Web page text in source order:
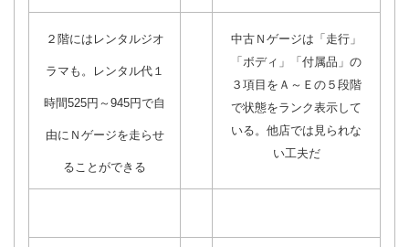
２階にはレンタルジオ
ラマも。レンタル代１
時間525円～945円で自
由にＮゲージを走らせ
ることができる
中古Ｎゲージは「走行」
「ボディ」「付属品」の
３項目をＡ～Ｅの５段階
で状態をランク表示して
いる。他店では見られな
い工夫だ